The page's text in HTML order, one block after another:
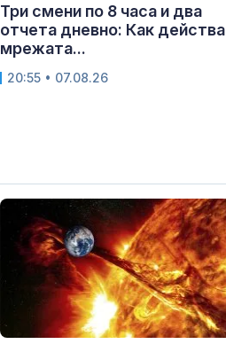
Три смени по 8 часа и два
отчета дневно: Как действа
мрежата...
20:55 • 07.08.26